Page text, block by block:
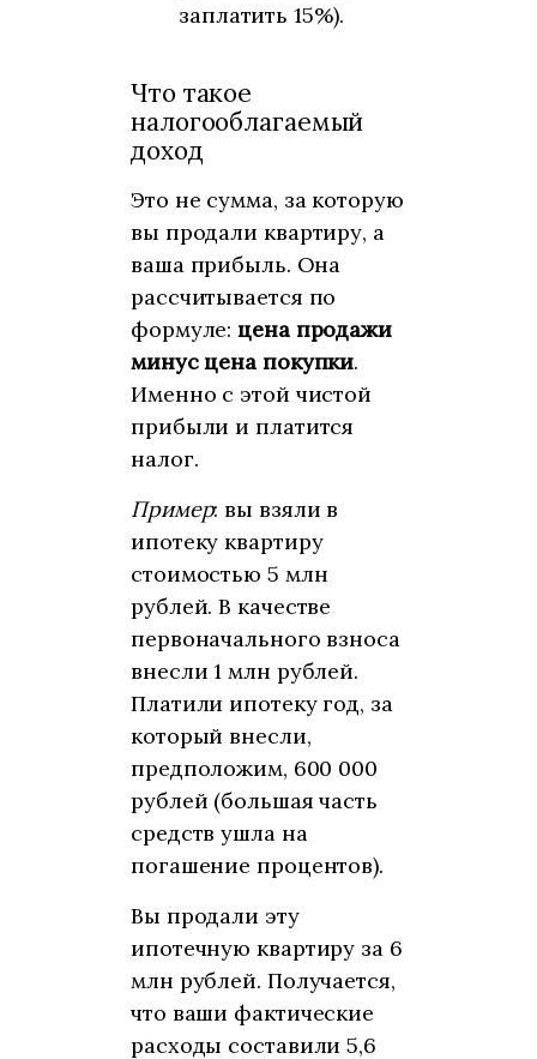
заплатить 15%).
Что такое
налогооблагаемый
доход
Это не сумма, за которую
вы продали квартиру, а
ваша прибыль. Она
рассчитывается по
формуле: цена продажи
минус цена покупки.
Именно с этой чистой
прибыли и платится
налог.
Пример: вы взяли в
ипотеку квартиру
стоимостью 5 млн
рублей. В качестве
первоначального взноса
внесли 1 млн рублей.
Платили ипотеку год, за
который внесли,
предположим, 600 000
рублей (большая часть
средств ушла на
погашение процентов).
Вы продали эту
ипотечную квартиру за 6
млн рублей. Получается,
что ваши фактические
расходы составили 5,6